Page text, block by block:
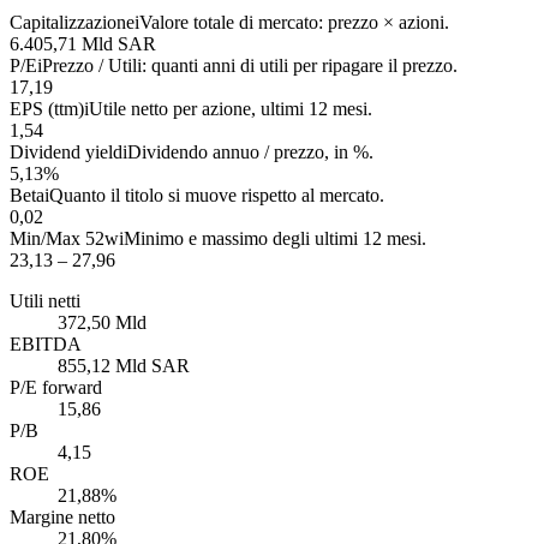
CapitalizzazioneiValore totale di mercato: prezzo × azioni.
6.405,71 Mld SAR
P/EiPrezzo / Utili: quanti anni di utili per ripagare il prezzo.
17,19
EPS (ttm)iUtile netto per azione, ultimi 12 mesi.
1,54
Dividend yieldiDividendo annuo / prezzo, in %.
5,13%
BetaiQuanto il titolo si muove rispetto al mercato.
0,02
Min/Max 52wiMinimo e massimo degli ultimi 12 mesi.
23,13 – 27,96
Utili netti
372,50 Mld
EBITDA
855,12 Mld SAR
P/E forward
15,86
P/B
4,15
ROE
21,88%
Margine netto
21,80%